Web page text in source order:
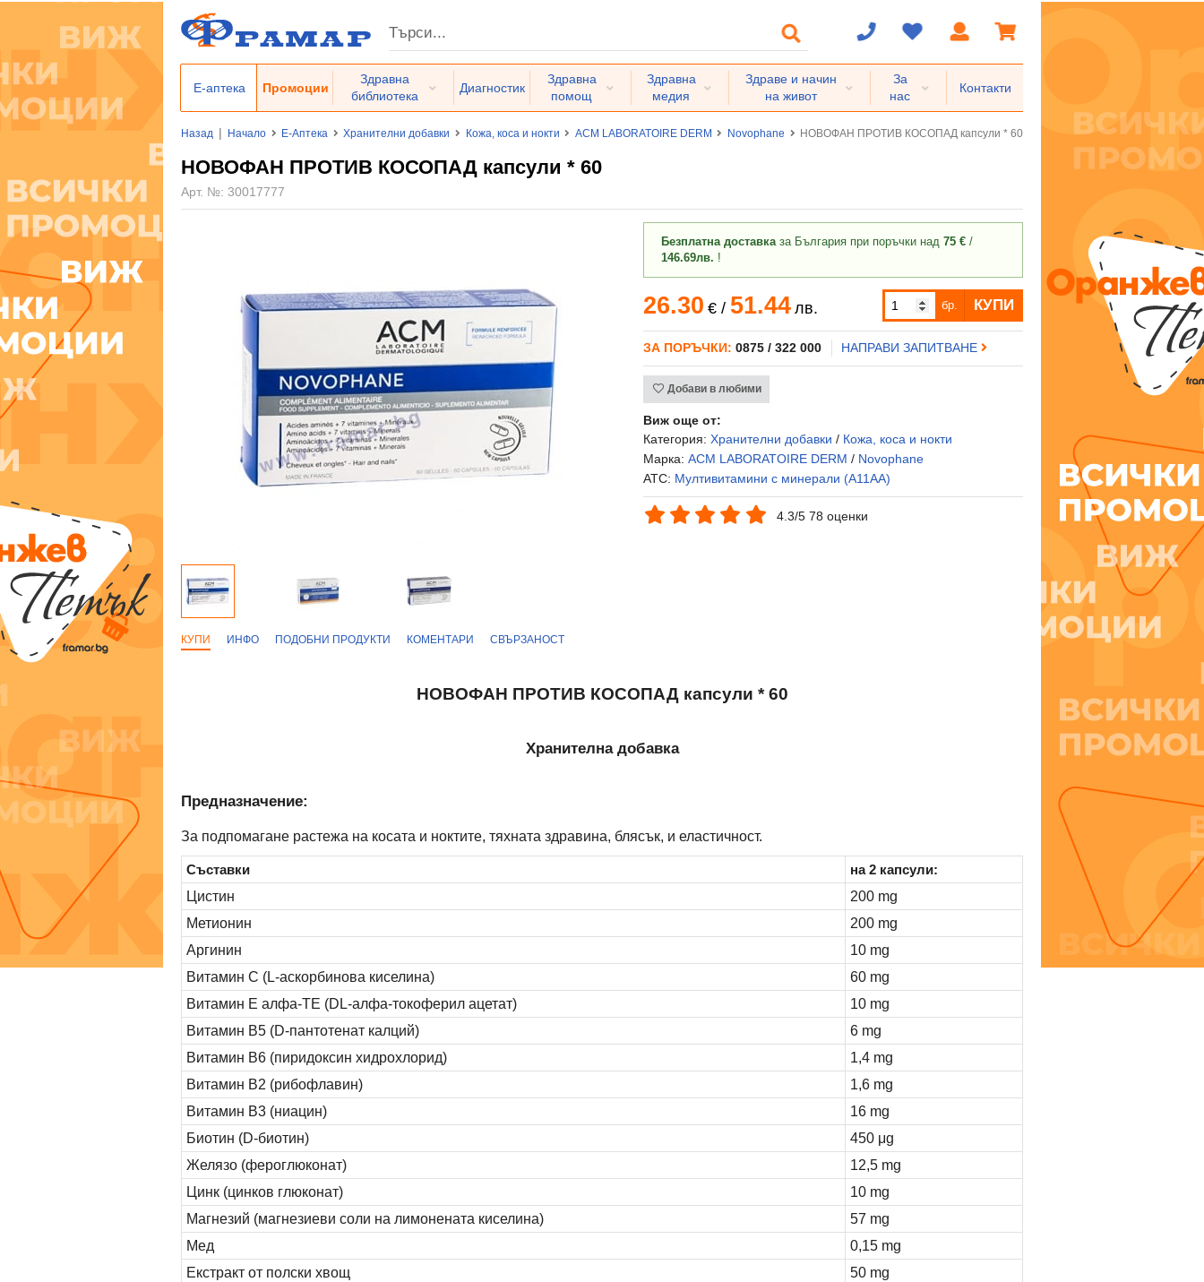
Е-аптека Промоции
Здравна
библиотека
Диагностик
Здравна
помощ
Здравна
медия
Здраве и начин
на живот
За
нас
Контакти
Назад | Начало Е-Аптека Хранителни добавки Кожа, коса и нокти ACM LABORATOIRE DERM Novophane НОВОФАН ПРОТИВ КОСОПАД капсули * 60
НОВОФАН ПРОТИВ КОСОПАД капсули * 60
Арт. №: 30017777
Безплатна доставказа България при поръчки над 75 € /
146.69лв. !
26.30 €/ 51.44 лв. бр. КУПИ
ЗА ПОРЪЧКИ: 0875 / 322 000 НАПРАВИ ЗАПИТВАНЕ
Добави в любими
Виж още от:
Категория:Хранителни добавки / Кожа, коса и нокти
Марка:ACM LABORATOIRE DERM / Novophane
ATC: Мултивитамини с минерали (A11AA)
4.3/5 78 оценки
КУПИ ИНФО ПОДОБНИ ПРОДУКТИ КОМЕНТАРИ СВЪРЗАНОСТ
НОВОФАН ПРОТИВ КОСОПАД капсули * 60
Хранителна добавка
Предназначение:
За подпомагане растежа на косата и ноктите, тяхната здравина, блясък, и еластичност.
Съставки
на 2 капсули:
Цистин
200 mg
Метионин
200 mg
Аргинин
10 mg
Витамин С (L-аскорбинова киселина)
60 mg
Витамин Е алфа-TE (DL-алфа-токоферил ацетат)
10 mg
Витамин B5 (D-пантотенат калций)
6 mg
Витамин В6 (пиридоксин хидрохлорид)
1,4 mg
Витамин В2 (рибофлавин)
1,6 mg
Витамин В3 (ниацин)
16 mg
Биотин (D-биотин)
450 μg
Желязо (фероглюконат)
12,5 mg
Цинк (цинков глюконат)
10 mg
Магнезий (магнезиеви соли на лимонената киселина)
57 mg
Мед
0,15 mg
Екстракт от полски хвощ
50 mg